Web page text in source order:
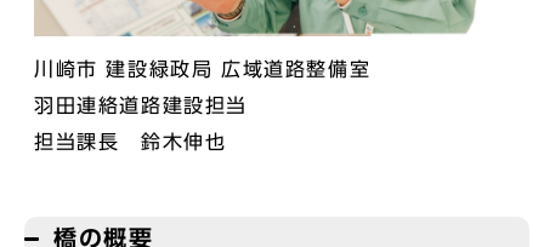
川崎市 建設緑政局 広域道路整備室
羽田連絡道路建設担当
担当課長 鈴木伸也
橋の概要